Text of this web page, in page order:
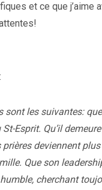
et ce que j’aime
sont les suivantes:
Esprit. Qu’il
prières deviennent
Que son
cherchant